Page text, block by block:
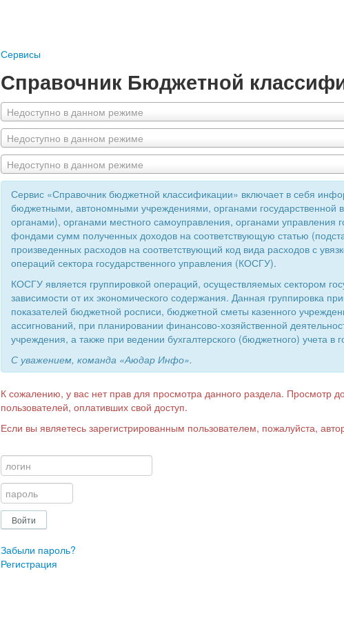
Сервисы
Справочник Бюджетной
Недоступно в данном режиме
Недоступно в данном режиме
Недоступно в данном режиме
Сервис «Справочник бюджетной классификации» включает в себя
бюджетными, автономными учреждениями, органами государственной
органами), органами местного самоуправления, органами управления
фондами сумм полученных доходов на соответствующую статью
произведенных расходов на соответствующий код вида расходов с
операций сектора государственного управления (КОСГУ).
КОСГУ является группировкой операций, осуществляемых сектором
зависимости от их экономического содержания. Данная группировка
показателей бюджетной росписи, бюджетной сметы казенного
ассигнований, при планировании финансово-хозяйственной
учреждения, а также при ведении бухгалтерского (бюджетного) учета в
С уважением, команда «Аюдар Инфо».
К сожалению, у вас нет прав для просмотра данного раздела. Просмотр
пользователей, оплативших свой доступ.
Если вы являетесь зарегистрированным пользователем, пожалуйста,
Забыли пароль?
Регистрация